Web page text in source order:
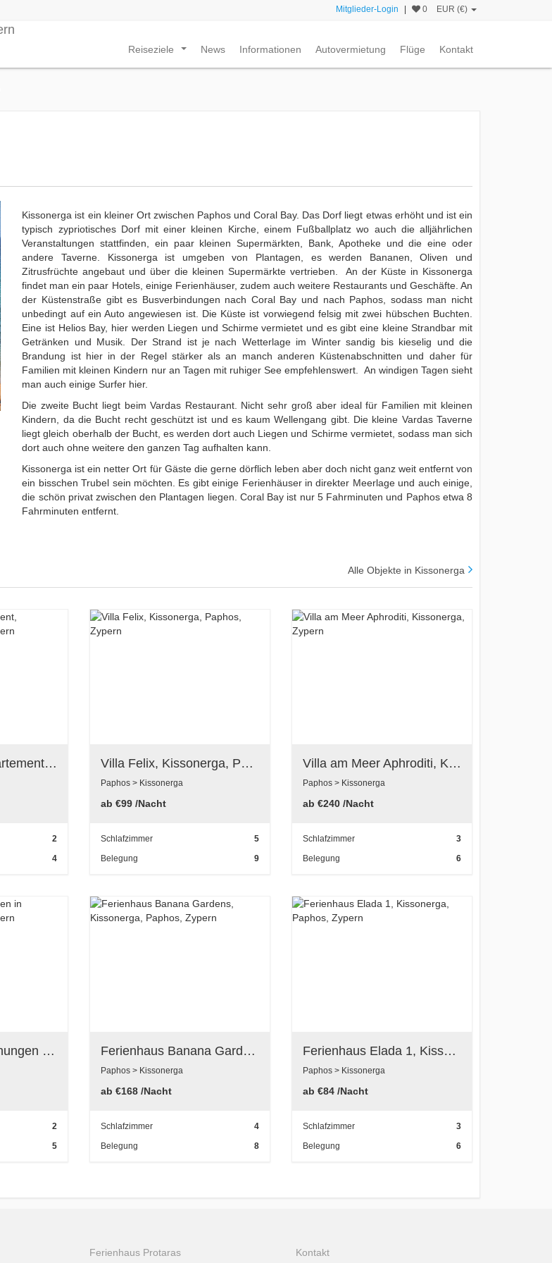
Mitglieder-Login 0 EUR (€)
Reiseziele News Informationen Autovermietung Flüge Kontakt
Vardas Strand, Kissonerga, Paphos
Kissonerga ist ein kleiner Ort zwischen Paphos und Coral Bay. Das Dorf liegt etwas erhöht und ist ein
typisch zypriotisches Dorf mit einer kleinen Kirche, einem Fußballplatz wo auch die alljährlichen
Veranstaltungen stattfinden, ein paar kleinen Supermärkten, Bank, Apotheke und die eine oder
andere Taverne. Kissonerga ist umgeben von Plantagen, es werden Bananen, Oliven und
Zitrusfrüchte angebaut und über die kleinen Supermärkte vertrieben. An der Küste in Kissonerga
findet man ein paar Hotels, einige Ferienhäuser, zudem auch weitere Restaurants und Geschäfte. An
der Küstenstraße gibt es Busverbindungen nach Coral Bay und nach Paphos, sodass man nicht
unbedingt auf ein Auto angewiesen ist. Die Küste ist vorwiegend felsig mit zwei hübschen Buchten.
Eine ist Helios Bay, hier werden Liegen und Schirme vermietet und es gibt eine kleine Strandbar mit
Getränken und Musik. Der Strand ist je nach Wetterlage im Winter sandig bis kieselig und die
Brandung ist hier in der Regel stärker als an manch anderen Küstenabschnitten und daher für
Familien mit kleinen Kindern nur an Tagen mit ruhiger See empfehlenswert. An windigen Tagen sieht
man auch einige Surfer hier.
Die zweite Bucht liegt beim Vardas Restaurant. Nicht sehr groß aber ideal für Familien mit kleinen
Kindern, da die Bucht recht geschützt ist und es kaum Wellengang gibt. Die kleine Vardas Taverne
liegt gleich oberhalb der Bucht, es werden dort auch Liegen und Schirme vermietet, sodass man sich
dort auch ohne weitere den ganzen Tag aufhalten kann.
Kissonerga ist ein netter Ort für Gäste die gerne dörflich leben aber doch nicht ganz weit entfernt von
ein bisschen Trubel sein möchten. Es gibt einige Ferienhäuser in direkter Meerlage und auch einige,
die schön privat zwischen den Plantagen liegen. Coral Bay ist nur 5 Fahrminuten und Paphos etwa 8
Fahrminuten entfernt.
Alle Objekte in Kissonerga
Sunset View Appartement, Kissonerga, Paphos, Zypern
2
4
Villa Felix, Kissonerga, Paphos, Zypern
Paphos > Kissonerga
ab €99 /Nacht
Schlafzimmer
5
Belegung
9
Villa am Meer Aphroditi, Kissonerga, Zypern
Paphos > Kissonerga
ab €240 /Nacht
Schlafzimmer
3
Belegung
6
Gabi's Ferienwohnungen in Kissonerga, Paphos, Zypern
2
5
Ferienhaus Banana Gardens, Kissonerga, Paphos, Zypern
Paphos > Kissonerga
ab €168 /Nacht
Schlafzimmer
4
Belegung
8
Ferienhaus Elada 1, Kissonerga, Paphos, Zypern
Paphos > Kissonerga
ab €84 /Nacht
Schlafzimmer
3
Belegung
6
Ferienhaus Protaras
Kontakt